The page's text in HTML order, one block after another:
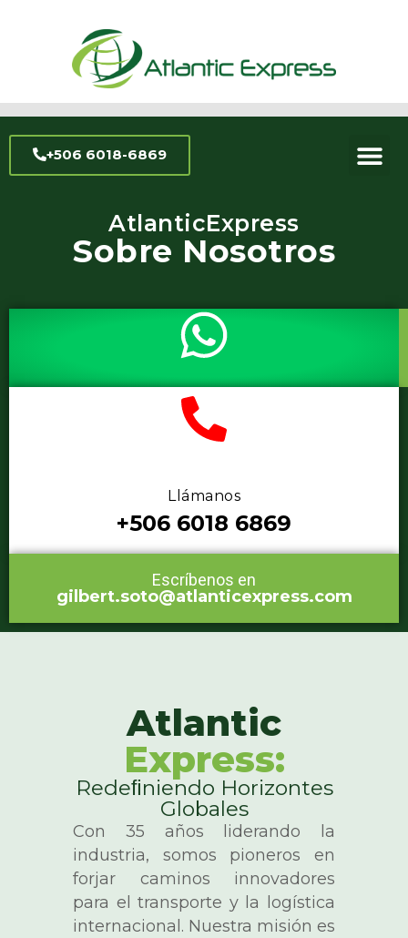
+506 6018-6869
AtlanticExpress
Sobre Nosotros
Llámanos
+506 6018 6869
Escríbenos en
gilbert.soto@atlanticexpress.com
Atlantic
Express:
Redeﬁniendo Horizontes
Globales
Con 35 años liderando la
industria, somos pioneros en
forjar caminos innovadores
para el transporte y la logística
internacional. Nuestra misión es